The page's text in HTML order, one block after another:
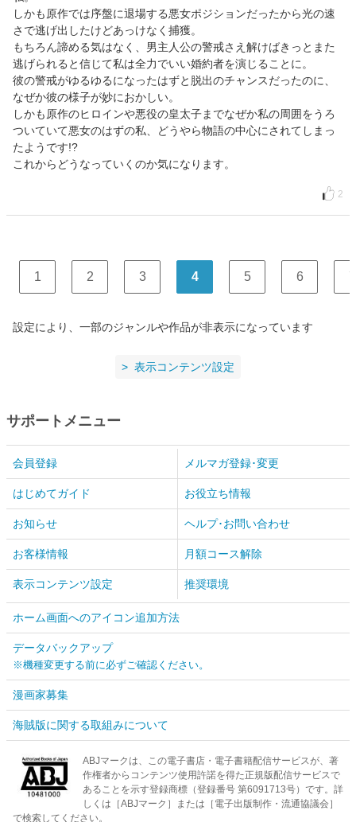
しかも原作では序盤に退場する悪女ポジションだったから光の速
さで逃げ出したけどあっけなく捕獲。
もちろん諦める気はなく、男主人公の警戒さえ解けばきっとまた
逃げられると信じて私は全力でいい婚約者を演じることに。
彼の警戒がゆるゆるになったはずと脱出のチャンスだったのに、
なぜか彼の様子が妙におかしい。
しかも原作のヒロインや悪役の皇太子までなぜか私の周囲をうろ
ついていて悪女のはずの私、どうやら物語の中心にされてしまっ
たようです!?
これからどうなっていくのか気になります。
2
1 2 3 4 5 6 7
設定により、一部のジャンルや作品が非表示になっています
表示コンテンツ設定
サポートメニュー
会員登録 メルマガ登録･変更
はじめてガイド お役立ち情報
お知らせ ヘルプ･お問い合わせ
お客様情報 月額コース解除
表示コンテンツ設定 推奨環境
ホーム画面へのアイコン追加方法
データバックアップ
※機種変更する前に必ずご確認ください。
漫画家募集
海賊版に関する取組みについて
ABJマークは、この電子書店・電子書籍配信サービスが、著
作権者からコンテンツ使用許諾を得た正規版配信サービスで
あることを示す登録商標（登録番号 第6091713号）です。詳
しくは［ABJマーク］または［電子出版制作・流通協議会］
で検索してください。